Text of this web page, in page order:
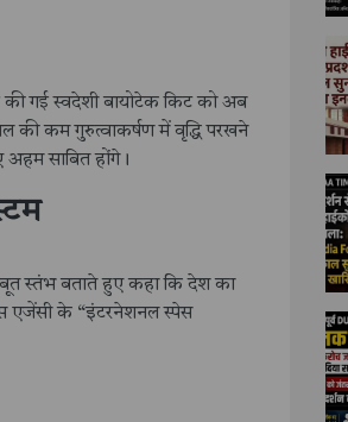
की गई स्वदेशी बायोटेक किट को अब
की कम गुरुत्वाकर्षण में वृद्धि परखने
साबित होंगे।
स्तंभ बताते हुए कहा कि देश का
एजेंसी के “इंटरनेशनल स्पेस